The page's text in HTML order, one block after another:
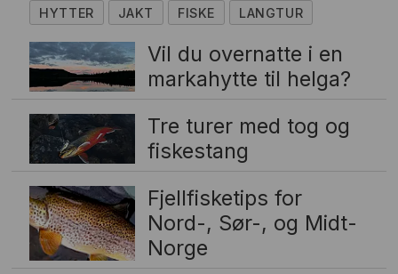
HYTTER JAKT FISKE LANGTUR
Vil du overnatte i en
markahytte til helga?
Tre turer med tog og
fiskestang
Fjellfisketips for
Nord-, Sør-, og Midt-
Norge